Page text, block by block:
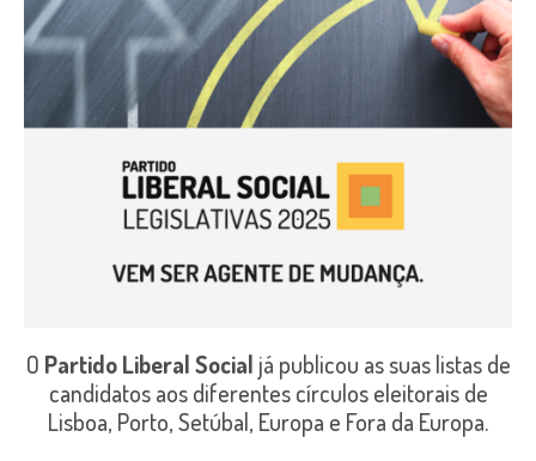
O Partido Liberal Social já publicou as suas listas de
candidatos aos diferentes círculos eleitorais de
Lisboa, Porto, Setúbal, Europa e Fora da Europa.